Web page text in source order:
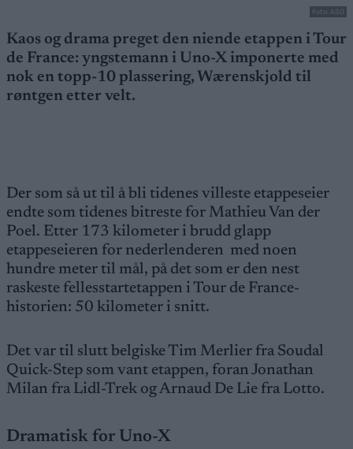
Foto: ASO
Kaos og drama preget den niende etappen i Tour
de France: yngstemann i Uno-X imponerte med
nok en topp-10 plassering, Wærenskjold til
røntgen etter velt.
Der som så ut til å bli tidenes villeste etappeseier
endte som tidenes bitreste for Mathieu Van der
Poel. Etter 173 kilometer i brudd glapp
etappeseieren for nederlenderen med noen
hundre meter til mål, på det som er den nest
raskeste fellesstartetappen i Tour de France-
historien: 50 kilometer i snitt.
Det var til slutt belgiske Tim Merlier fra Soudal
Quick-Step som vant etappen, foran Jonathan
Milan fra Lidl-Trek og Arnaud De Lie fra Lotto.
Dramatisk for Uno-X